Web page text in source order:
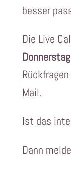
besser
Die Live
Mail.
Ist das
Dann